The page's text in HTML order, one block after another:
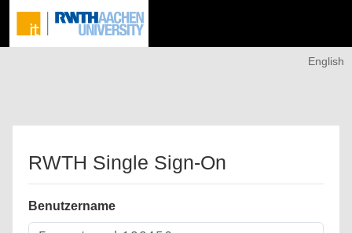
English
RWTH Single Sign-On
Benutzername